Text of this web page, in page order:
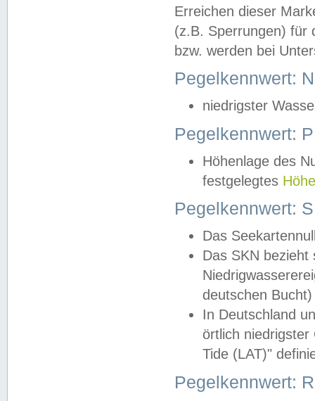
Erreichen dieser
(z.B. Sperrungen) für
bzw. werden bei
Pegelkennwert:
niedrigster
Pegelkennwert:
Höhenlage des
festgelegtes
Pegelkennwert:
Das
Das SKN
deutschen
In Deutschland
örtlich
Tide (LAT)"
Pegelkennwert: